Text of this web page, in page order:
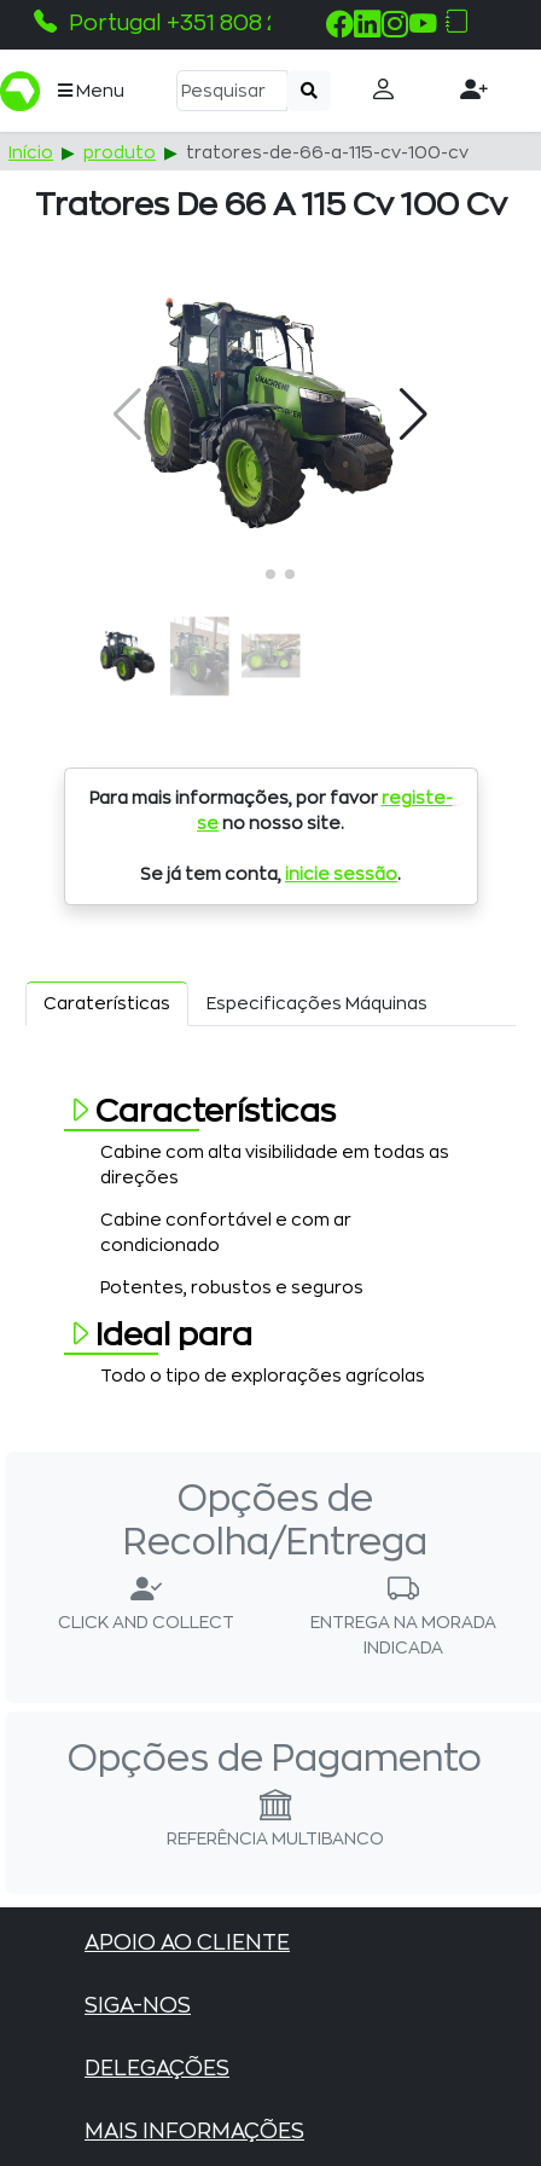
Portugal +351 808 215 115
Menu
Início produto tratores-de-66-a-115-cv-100-cv
Tratores De 66 A 115 Cv 100 Cv
Para mais informações, por favor registe-
se no nosso site.
Se já tem conta, inicie sessão.
Caraterísticas Especificações Máquinas
Características
Cabine com alta visibilidade em todas as
direções
Cabine confortável e com ar
condicionado
Potentes, robustos e seguros
Ideal para
Todo o tipo de explorações agrícolas
Opções de
Recolha/Entrega
CLICK AND COLLECT
ENTREGA NA MORADA
INDICADA
Opções de Pagamento
REFERÊNCIA MULTIBANCO
APOIO AO CLIENTE
SIGA-NOS
DELEGAÇÕES
MAIS INFORMAÇÕES